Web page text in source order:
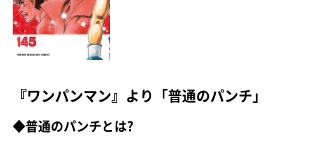
『ワンパンマン』より「普通のパンチ」
◆普通のパンチとは?